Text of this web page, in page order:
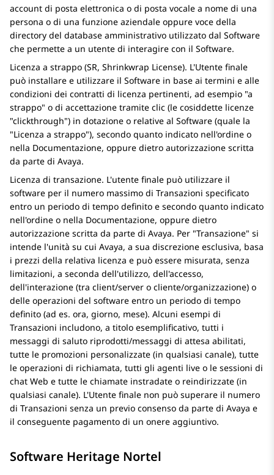
account di posta elettronica o di posta vocale a nome di una
persona o di una funzione aziendale oppure voce della
directory del database amministrativo utilizzato dal Software
che permette a un utente di interagire con il Software.
Licenza a strappo (SR, Shrinkwrap License). L'Utente finale
può installare e utilizzare il Software in base ai termini e alle
condizioni dei contratti di licenza pertinenti, ad esempio a
strappo o di accettazione tramite clic (le cosiddette licenze
clickthrough ) in dotazione o relative al Software (quale la
Licenza a strappo ), secondo quanto indicato nell'ordine o
nella Documentazione, oppure dietro autorizzazione scritta
da parte di Avaya.
Licenza di transazione. L'utente finale può utilizzare il
software per il numero massimo di Transazioni specificato
entro un periodo di tempo definito e secondo quanto indicato
nell'ordine o nella Documentazione, oppure dietro
autorizzazione scritta da parte di Avaya. Per "Transazione" si
intende l'unità su cui Avaya, a sua discrezione esclusiva, basa
i prezzi della relativa licenza e può essere misurata, senza
limitazioni, a seconda dell'utilizzo, dell'accesso,
dell'interazione (tra client/server o cliente/organizzazione) o
delle operazioni del software entro un periodo di tempo
definito (ad es. ora, giorno, mese). Alcuni esempi di
Transazioni includono, a titolo esemplificativo, tutti i
messaggi di saluto riprodotti/messaggi di attesa abilitati,
tutte le promozioni personalizzate (in qualsiasi canale), tutte
le operazioni di richiamata, tutti gli agenti live o le sessioni di
chat Web e tutte le chiamate instradate o reindirizzate (in
qualsiasi canale). L'Utente finale non può superare il numero
di Transazioni senza un previo consenso da parte di Avaya e
il conseguente pagamento di un onere aggiuntivo.
Software Heritage Nortel